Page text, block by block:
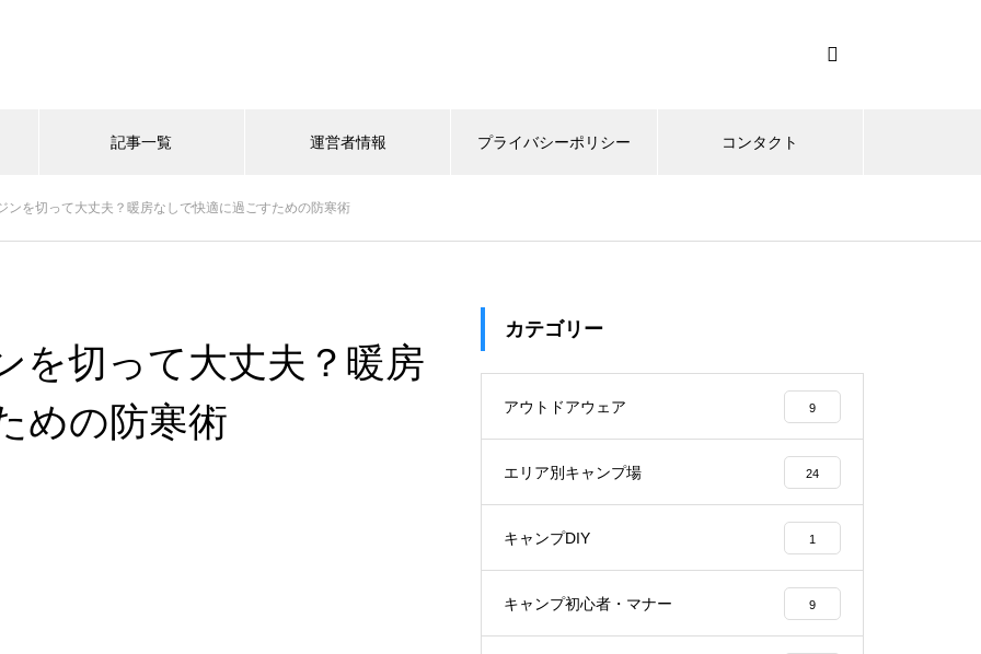
記事一覧 運営者情報 プライバシーポリシー コンタクト
ンを切って大丈夫？暖房なしで快適に過ごすための防寒術
を切って大丈夫？暖房
めの防寒術
カテゴリー
アウトドアウェア 9
エリア別キャンプ場 24
キャンプDIY 1
キャンプ初心者・マナー 9